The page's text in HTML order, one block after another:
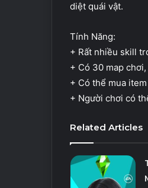
diệt quái vật.
Tính Năng:
+ Rất nhiều skill
+ Có 30 map
+ Có thể mua
+ Người chơi có
Related Articles